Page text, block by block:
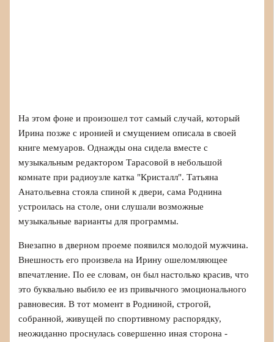
На этом фоне и произошел тот самый случай, который
Ирина позже с иронией и смущением описала в своей
книге мемуаров. Однажды она сидела вместе с
музыкальным редактором Тарасовой в небольшой
комнате при радиоузле катка "Кристалл". Татьяна
Анатольевна стояла спиной к двери, сама Роднина
устроилась на столе, они слушали возможные
музыкальные варианты для программы.
Внезапно в дверном проеме появился молодой мужчина.
Внешность его произвела на Ирину ошеломляющее
впечатление. По ее словам, он был настолько красив, что
это буквально выбило ее из привычного эмоционального
равновесия. В тот момент в Родниной, строгой,
собранной, живущей по спортивному распорядку,
неожиданно проснулась совершенно иная сторона -